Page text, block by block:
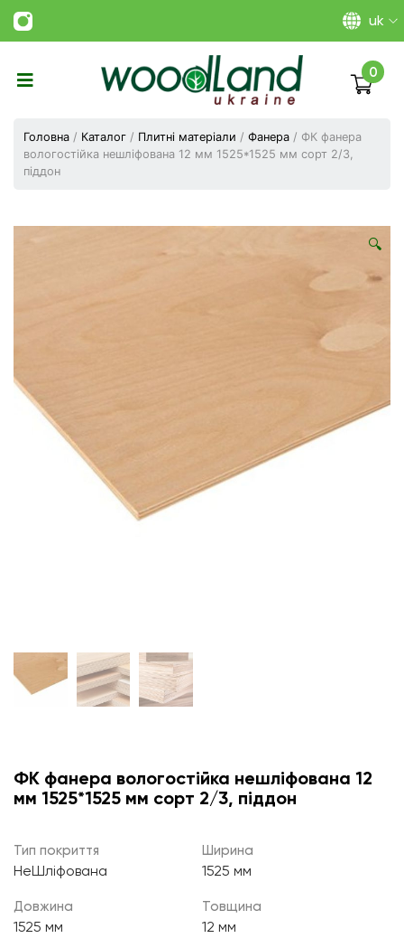
uk
плитних
матеріалів
Україна
0
Головна / Каталог / Плитні матеріали / Фанера / ФК фанера
вологостійка нешліфована 12 мм 1525*1525 мм сорт 2/3,
піддон
🔍
ФК фанера вологостійка нешліфована 12
мм 1525*1525 мм сорт 2/3, піддон
Тип покриття
НеШліфована
Ширина
1525 мм
Довжина
1525 мм
Товщина
12 мм